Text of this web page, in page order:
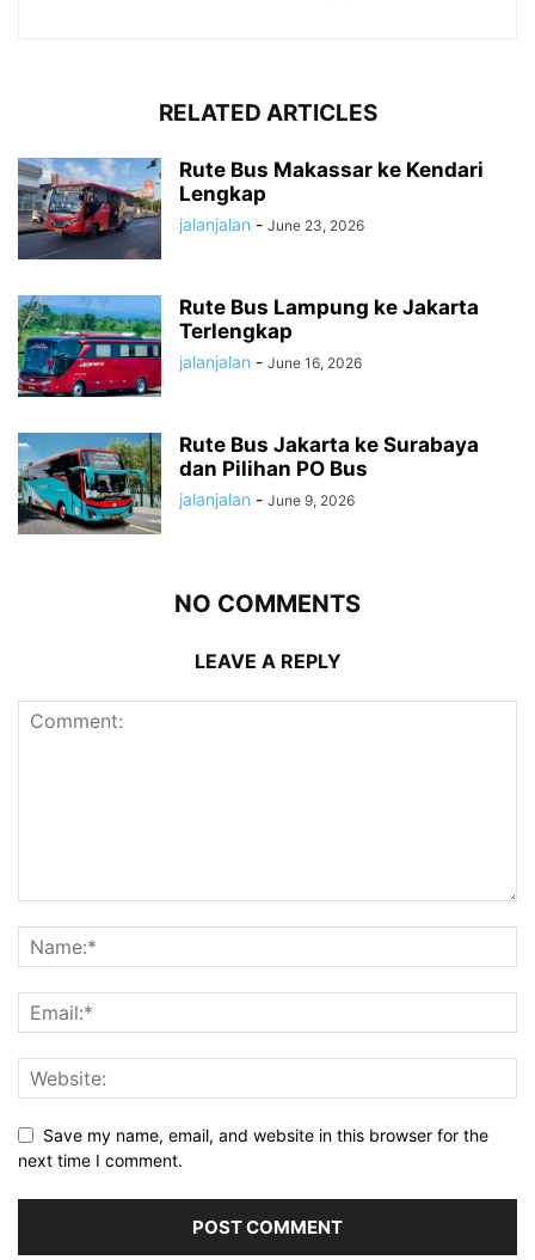
RELATED ARTICLES
Rute Bus Makassar ke Kendari
Lengkap
jalanjalan - June 23, 2026
Rute Bus Lampung ke Jakarta
Terlengkap
jalanjalan - June 16, 2026
Rute Bus Jakarta ke Surabaya
dan Pilihan PO Bus
jalanjalan - June 9, 2026
NO COMMENTS
LEAVE A REPLY
Save my name, email, and website in this browser for the
next time I comment.